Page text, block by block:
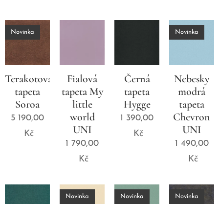
Terakotová
tapeta
Soroa
Novinka
5 190,00
Kč
Fialová
tapeta My
little
world
UNI
1 790,00
Kč
Černá
tapeta
Hygge
1 390,00
Kč
Nebesky
modrá
tapeta
Chevron
UNI
Novinka
1 490,00
Kč
Novinka Novinka Novinka